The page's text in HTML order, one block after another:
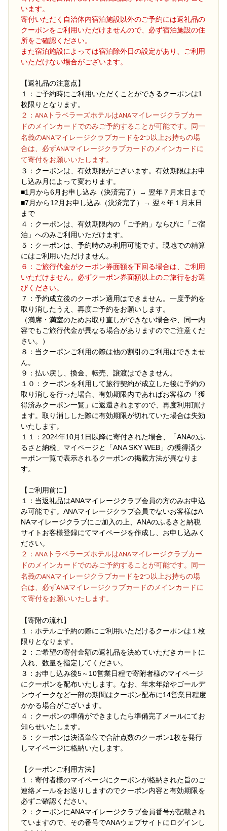
います。
寄付いただく自治体内宿泊施設以外のご予約には返礼品の
クーポンをご利用いただけませんので、必ず宿泊施設の住
所をご確認ください。
また宿泊施設によっては宿泊除外日の設定があり、ご利用
いただけない場合がございます。
【返礼品の注意点】
１：ご予約時にご利用いただくことができるクーポンは1
枚限りとなります。
２ ：ANAトラベラーズホテルはANAマイレージクラブカー
ドのメインカードでのみご予約することが可能です。同一
名義のANAマイレージクラブカードを2つ以上お持ちの場
合は、必ずANAマイレージクラブカードのメインカードに
て寄付をお願いいたします。
３：クーポンは、有効期限がございます。有効期限はお申
し込み月によって変わります。
■1月から6月お申し込み（決済完了）→ 翌年７月末日まで
■7月から12月お申し込み（決済完了）→ 翌々年１月末日
まで
４：クーポンは、有効期限内の「ご予約」ならびに「ご宿
泊」へのみご利用いただけます。
５：クーポンは、予約時のみ利用可能です。現地での精算
にはご利用いただけません。
６：ご旅行代金がクーポン券面額を下回る場合は、ご利用
いただけません。必ずクーポン券面額以上のご旅行をお選
びください。
７：予約成立後のクーポン適用はできません。一度予約を
取り消したうえ、再度ご予約をお願いします。
（満席・満室のためお取り直しができない場合や、同一内
容でもご旅行代金が異なる場合がありますのでご注意くだ
さい。）
８：当クーポンご利用の際は他の割引のご利用はできませ
ん。
９：払い戻し、換金、転売、譲渡はできません。
１０：クーポンを利用して旅行契約が成立した後に予約の
取り消しを行った場合、有効期限内であればお客様の「獲
得済みクーポン一覧」に返還されますので、再度利用頂け
ます。取り消しした際に有効期限が切れていた場合は失効
いたします。
１１：2024年10月1日以降に寄付された場合、「ANAのふ
るさと納税」マイページと「ANA SKY WEB」の獲得済ク
ーポン一覧で表示されるクーポンの掲載方法が異なりま
す。
【ご利用前に】
１：当返礼品はANAマイレージクラブ会員の方のみお申込
み可能です。ANAマイレージクラブ会員でないお客様はA
NAマイレージクラブにご加入の上、ANAのふるさと納税
サイトお客様登録にてマイページを作成し、お申し込みく
ださい。
２ ：ANAトラベラーズホテルはANAマイレージクラブカー
ドのメインカードでのみご予約することが可能です。同一
名義のANAマイレージクラブカードを2つ以上お持ちの場
合は、必ずANAマイレージクラブカードのメインカードに
て寄付をお願いいたします。
【寄附の流れ】
１：ホテルご予約の際にご利用いただけるクーポンは１枚
限りとなります。
２：ご希望の寄付金額の返礼品を決めていただきカートに
入れ、数量を指定してください。
３：お申し込み後5～10営業日程で寄附者様のマイページ
にクーポンを配布いたします。なお、年末年始やゴールデ
ンウイークなど一部の期間はクーポン配布に14営業日程度
かかる場合がございます。
４：クーポンの準備ができましたら準備完了メールにてお
知らせいたします。
５：クーポンは決済単位で合計点数のクーポン1枚を発行
しマイページに格納いたします。
【クーポンご利用方法】
１：寄付者様のマイページにクーポンが格納された旨のご
連絡メールをお送りしますのでクーポン内容と有効期限を
必ずご確認ください。
２：クーポンにANAマイレージクラブ会員番号が記載され
ていますので、その番号でANAウェブサイトにログインし